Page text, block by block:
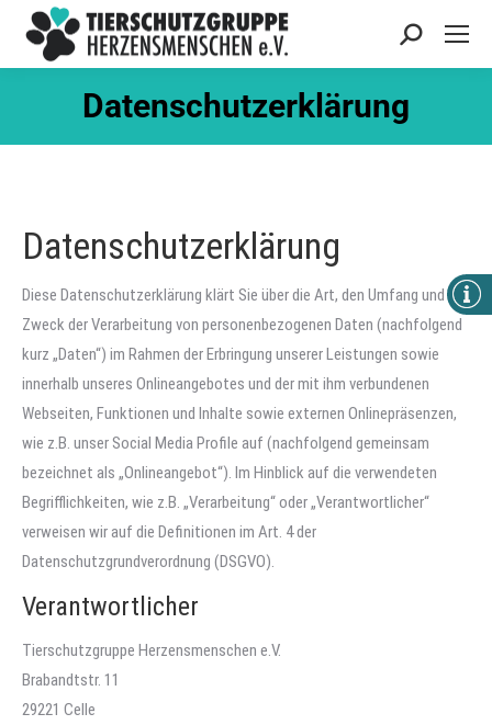
Search:
Datenschutzerklärung
Datenschutzerklärung
Diese Datenschutzerklärung klärt Sie über die Art, den Umfang und
Zweck der Verarbeitung von personenbezogenen Daten (nachfolgend
kurz „Daten“) im Rahmen der Erbringung unserer Leistungen sowie
innerhalb unseres Onlineangebotes und der mit ihm verbundenen
Webseiten, Funktionen und Inhalte sowie externen Onlinepräsenzen,
wie z.B. unser Social Media Profile auf (nachfolgend gemeinsam
bezeichnet als „Onlineangebot“). Im Hinblick auf die verwendeten
Begrifflichkeiten, wie z.B. „Verarbeitung“ oder „Verantwortlicher“
verweisen wir auf die Definitionen im Art. 4 der
Datenschutzgrundverordnung (DSGVO).
Verantwortlicher
Tierschutzgruppe Herzensmenschen e.V.
Brabandtstr. 11
29221 Celle